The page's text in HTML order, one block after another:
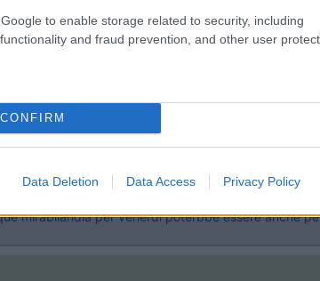
to enable storage related to security, including
and fraud prevention, and other user
CONFIRM
Data Deletion Data Access Privacy Policy
CHE ABBIAMO DECISO VI LEGGO....LA
NEL PENSIERO DI STARE AL MARE E
SANDRO
mirabilandia per venerdi poterbbe essere anche